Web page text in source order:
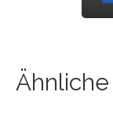
Ähnliche